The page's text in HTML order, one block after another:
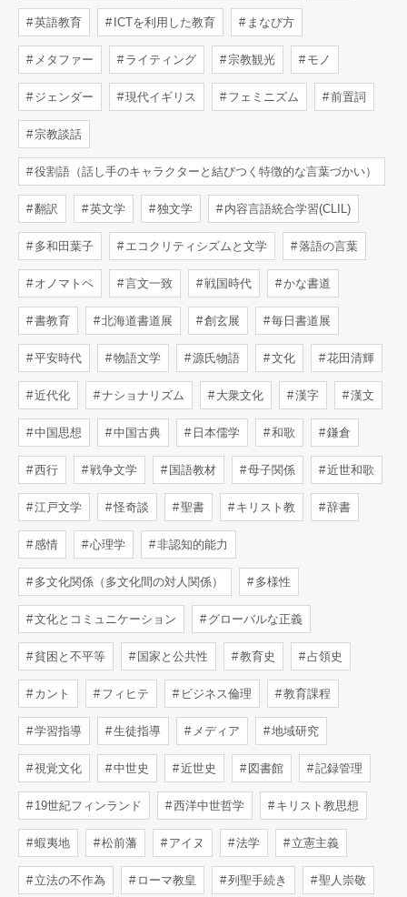
英語教育 ICTを利用した教育 まなび方
メタファー ライティング 宗教観光 モノ
ジェンダー 現代イギリス フェミニズム 前置詞
宗教談話
役割語（話し手のキャラクターと結びつく特徴的な言葉づかい）
翻訳 英文学 独文学 内容言語統合学習(CLIL)
多和田葉子 エコクリティシズムと文学 落語の言葉
オノマトペ 言文一致 戦国時代 かな書道
書教育 北海道書道展 創玄展 毎日書道展
平安時代 物語文学 源氏物語 文化 花田清輝
近代化 ナショナリズム 大衆文化 漢字 漢文
中国思想 中国古典 日本儒学 和歌 鎌倉
西行 戦争文学 国語教材 母子関係 近世和歌
江戸文学 怪奇談 聖書 キリスト教 辞書
感情 心理学 非認知的能力
多文化関係（多文化間の対人関係） 多様性
文化とコミュニケーション グローバルな正義
貧困と不平等 国家と公共性 教育史 占領史
カント フィヒテ ビジネス倫理 教育課程
学習指導 生徒指導 メディア 地域研究
視覚文化 中世史 近世史 図書館 記録管理
19世紀フィンランド 西洋中世哲学 キリスト教思想
蝦夷地 松前藩 アイヌ 法学 立憲主義
立法の不作為 ローマ教皇 列聖手続き 聖人崇敬